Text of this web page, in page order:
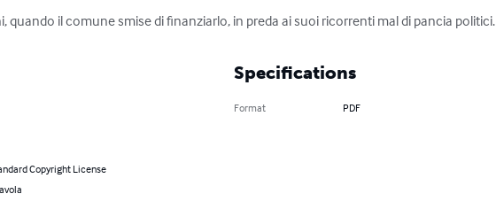
il comune smise di finanziarlo, in preda ai suoi ricorrenti mal di pancia politici.
Copyright License
Specifications
Format PDF